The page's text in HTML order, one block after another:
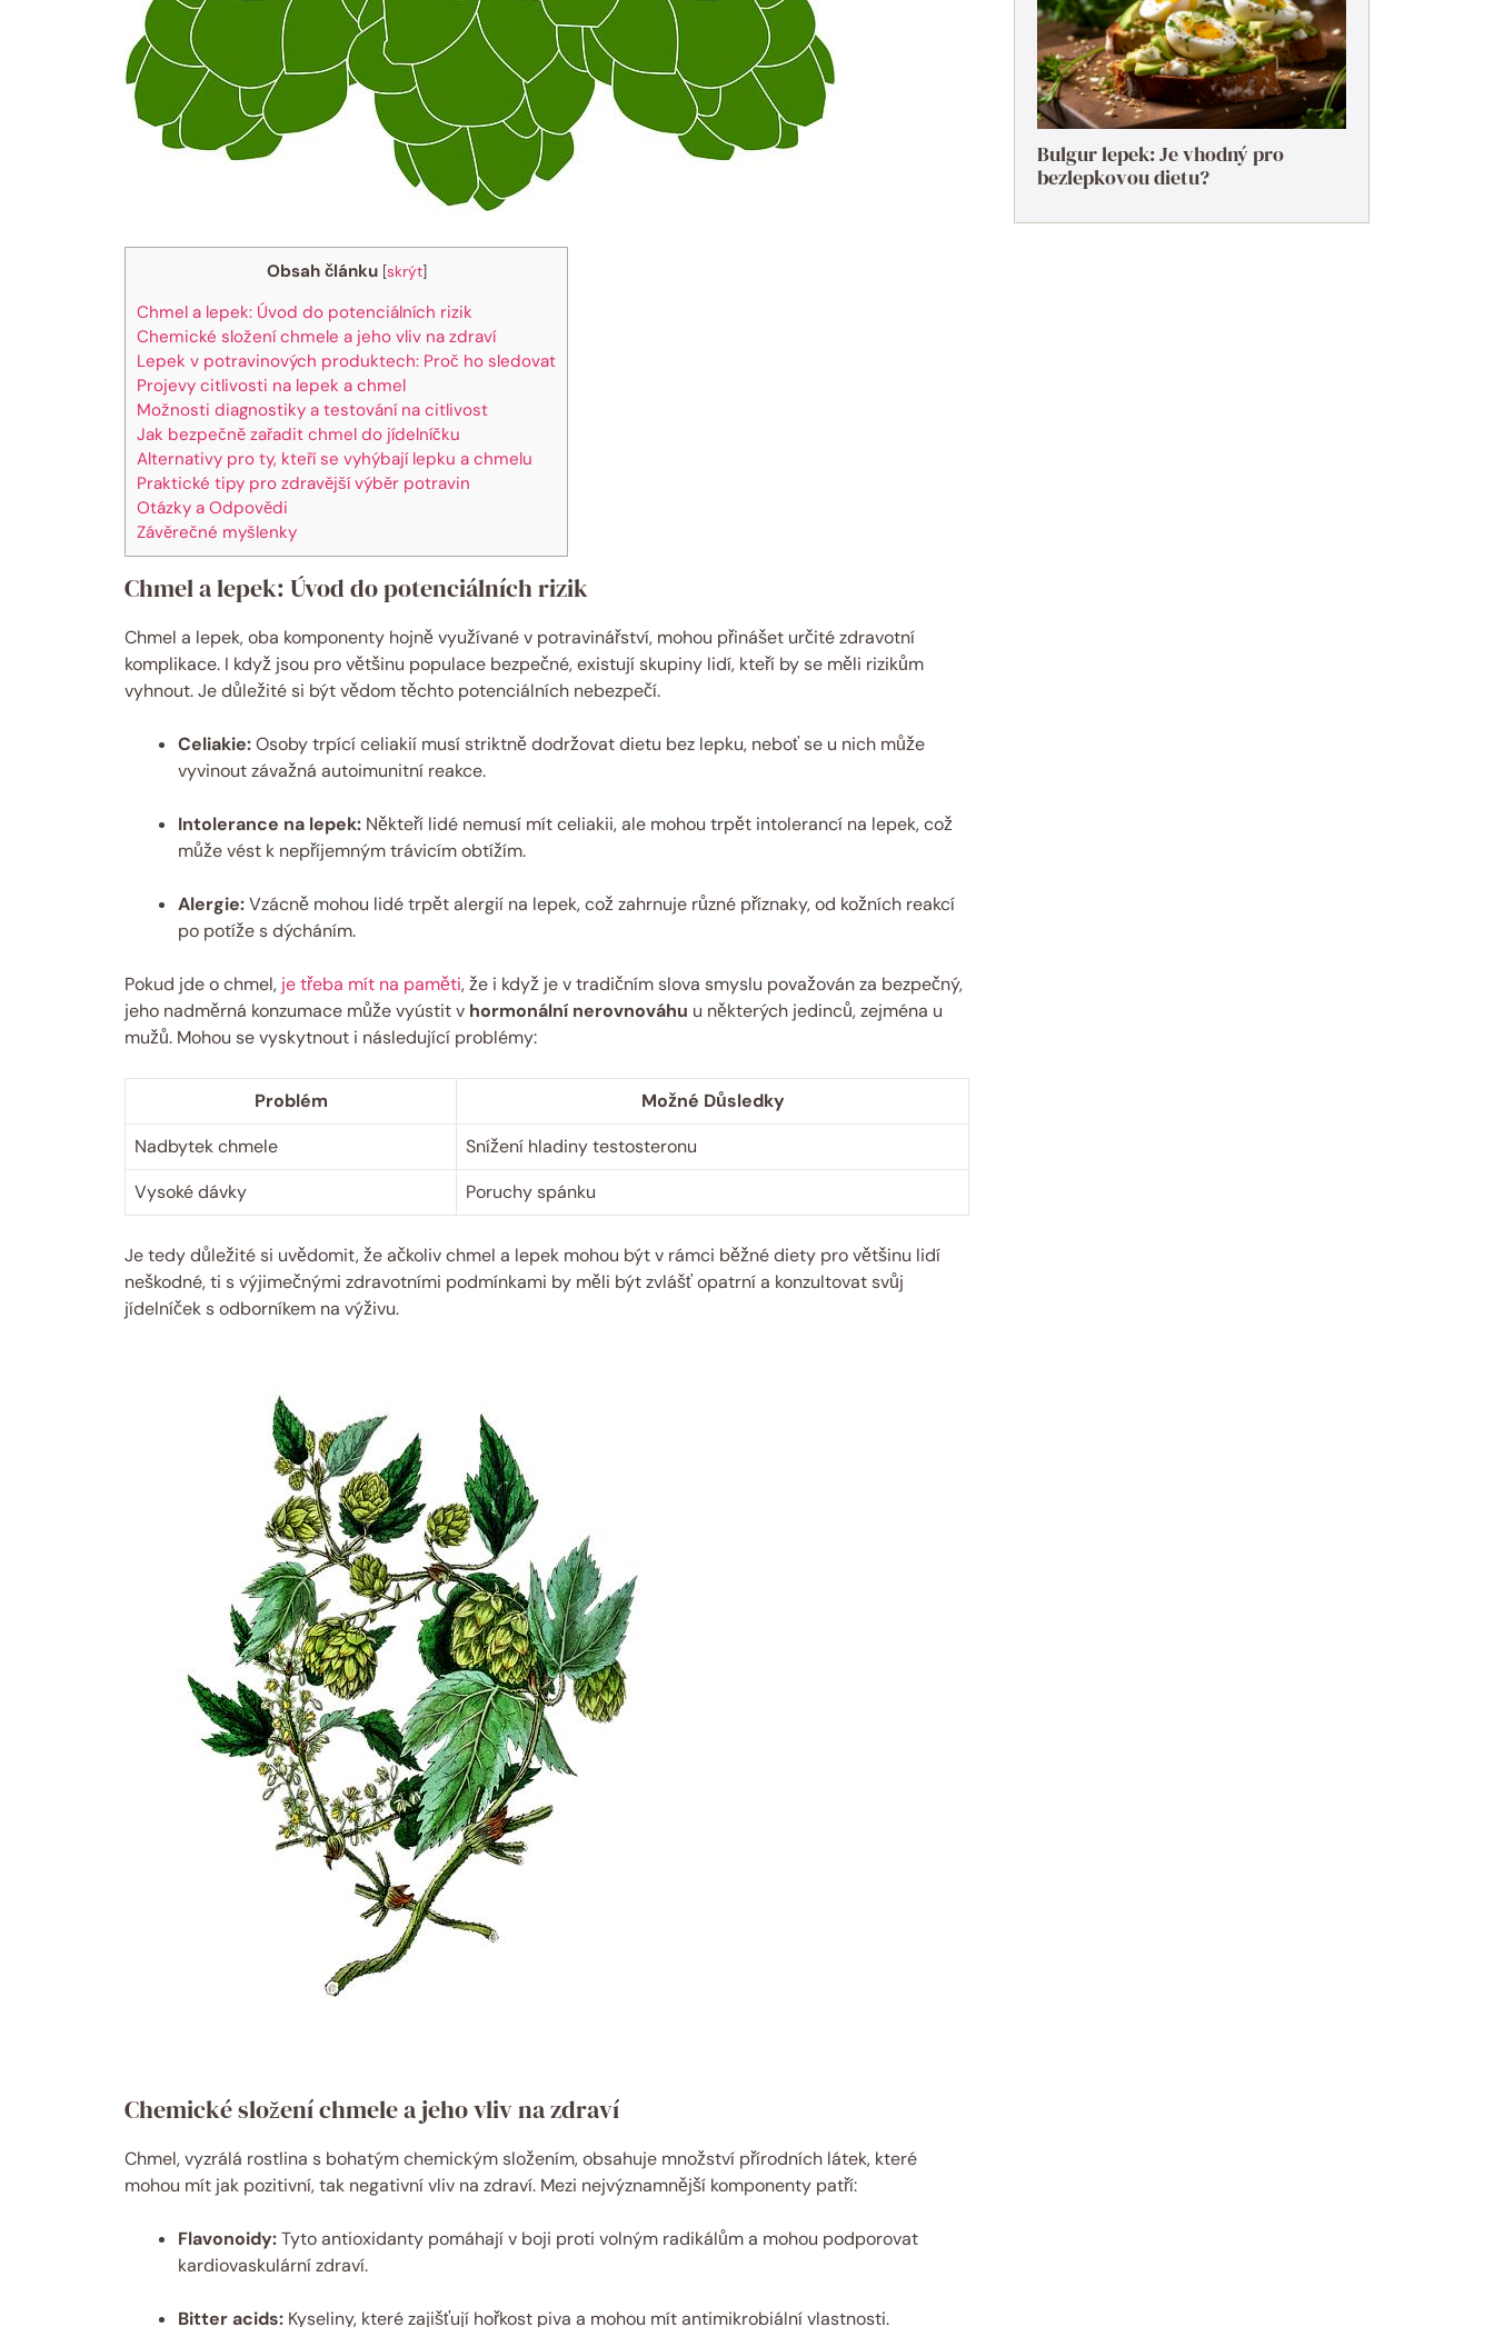
Obsah článku [skrýt]
Chmel a lepek: Úvod do potenciálních rizik
Chemické složení chmele a jeho vliv na zdraví
Lepek v potravinových produktech: Proč ho sledovat
Projevy citlivosti na lepek a chmel
Možnosti diagnostiky a testování na citlivost
Jak bezpečně zařadit chmel do jídelníčku
Alternativy pro ty, kteří se vyhýbají lepku a chmelu
Praktické tipy pro zdravější výběr potravin
Otázky a Odpovědi
Závěrečné myšlenky
Chmel a lepek: Úvod do potenciálních rizik
Chmel a lepek, oba komponenty hojně využívané v potravinářství, mohou přinášet určité zdravotní
komplikace. I když jsou pro většinu populace bezpečné, existují skupiny lidí, kteří by se měli rizikům
vyhnout. Je důležité si být vědom těchto potenciálních nebezpečí.
Celiakie:Osoby trpící celiakií musí striktně dodržovat dietu bez lepku, neboť se u nich může
vyvinout závažná autoimunitní reakce.
Intolerance na lepek: Někteří lidé nemusí mít celiakii, ale mohou trpět intolerancí na lepek, což
může vést k nepříjemným trávicím obtížím.
Alergie:Vzácně mohou lidé trpět alergií na lepek, což zahrnuje různé příznaky, od kožních reakcí
po potíže s dýcháním.
Pokud jde o chmel, je třeba mít na paměti, že i když je v tradičním slova smyslu považován za bezpečný,
jeho nadměrná konzumace může vyústit v hormonální nerovnováhu u některých jedinců, zejména u
mužů. Mohou se vyskytnout i následující problémy:
Problém
Možné Důsledky
Nadbytek chmele
Snížení hladiny testosteronu
Vysoké dávky
Poruchy spánku
Je tedy důležité si uvědomit, že ačkoliv chmel a lepek mohou být v rámci běžné diety pro většinu lidí
neškodné, ti s výjimečnými zdravotními podmínkami by měli být zvlášť opatrní a konzultovat svůj
jídelníček s odborníkem na výživu.
Chemické složení chmele a jeho vliv na zdraví
Chmel, vyzrálá rostlina s bohatým chemickým složením, obsahuje množství přírodních látek, které
mohou mít jak pozitivní, tak negativní vliv na zdraví. Mezi nejvýznamnější komponenty patří:
Flavonoidy:Tyto antioxidanty pomáhají v boji proti volným radikálům a mohou podporovat
kardiovaskulární zdraví.
Bitter acids: Kyseliny, které zajišťují hořkost piva a mohou mít antimikrobiální vlastnosti.
Bulgur lepek: Je vhodný pro
bezlepkovou dietu?